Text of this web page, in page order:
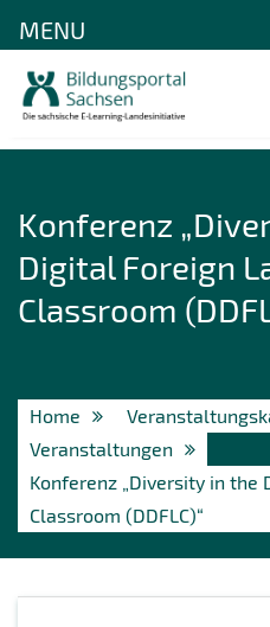
Konferenz
Digital Foreign
Classroom
Home
Veranstaltungen
Konferenz „Diversity in the
Classroom (DDFLC)“
MENU